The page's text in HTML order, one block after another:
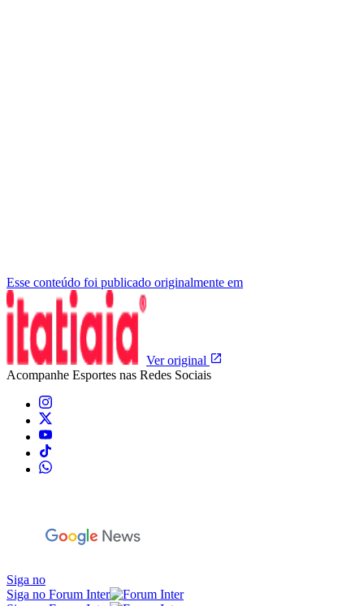
Esse conteúdo foi publicado originalmente em
Ver original
Acompanhe Esportes nas Redes Sociais
Siga no
Siga no Forum Inter